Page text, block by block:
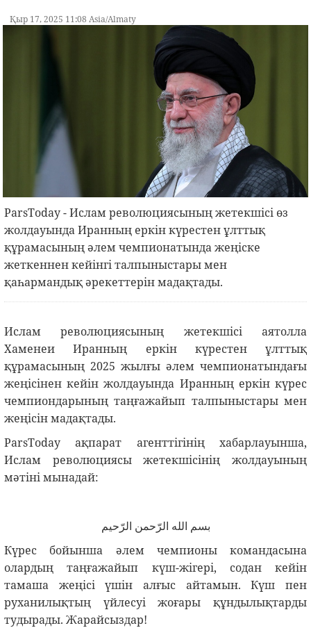
Қыр 17, 2025 11:08 Asia/Almaty
ParsToday - Ислам революциясының жетекшісі өз
жолдауында Иранның еркін күрестен ұлттық
құрамасының әлем чемпионатында жеңіске
жеткеннен кейінгі талпыныстары мен
қаһармандық әрекеттерін мадақтады.
Ислам революциясының жетекшісі аятолла
Хаменеи Иранның еркін күрестен ұлттық
құрамасының 2025 жылғы әлем чемпионатындағы
жеңісінен кейін жолдауында Иранның еркін күрес
чемпиондарының таңғажайып талпыныстары мен
жеңісін мадақтады.
ParsToday ақпарат агенттігінің хабарлауынша,
Ислам революциясы жетекшісінің жолдауының
мәтіні мынадай:
بسم الله الرّحمن الرّحیم
Күрес бойынша әлем чемпионы командасына
олардың таңғажайып күш-жігері, содан кейін
тамаша жеңісі үшін алғыс айтамын. Күш пен
руханилықтың үйлесуі жоғары құндылықтарды
тудырады. Жарайсыздар!